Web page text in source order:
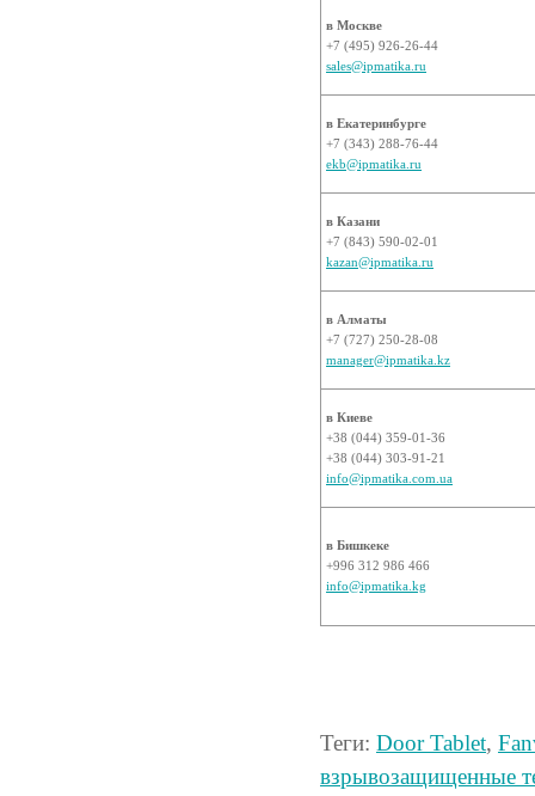
в Москве
+7 (495) 926-26-44
sales@ipmatika.ru
в Екатеринбурге
+7 (343) 288-76-44
ekb@ipmatika.ru
в Казани
+7 (843) 590-02-01
kazan@ipmatika.ru
в Алматы
+7 (727) 250-28-08
manager@ipmatika.kz
в Киеве
+38 (044) 359-01-36
+38 (044) 303-91-21
info@ipmatika.com.ua
в Бишкеке
+996 312 986 466
info@ipmatika.kg
Теги: Door Tablet,
взрывозащищенные